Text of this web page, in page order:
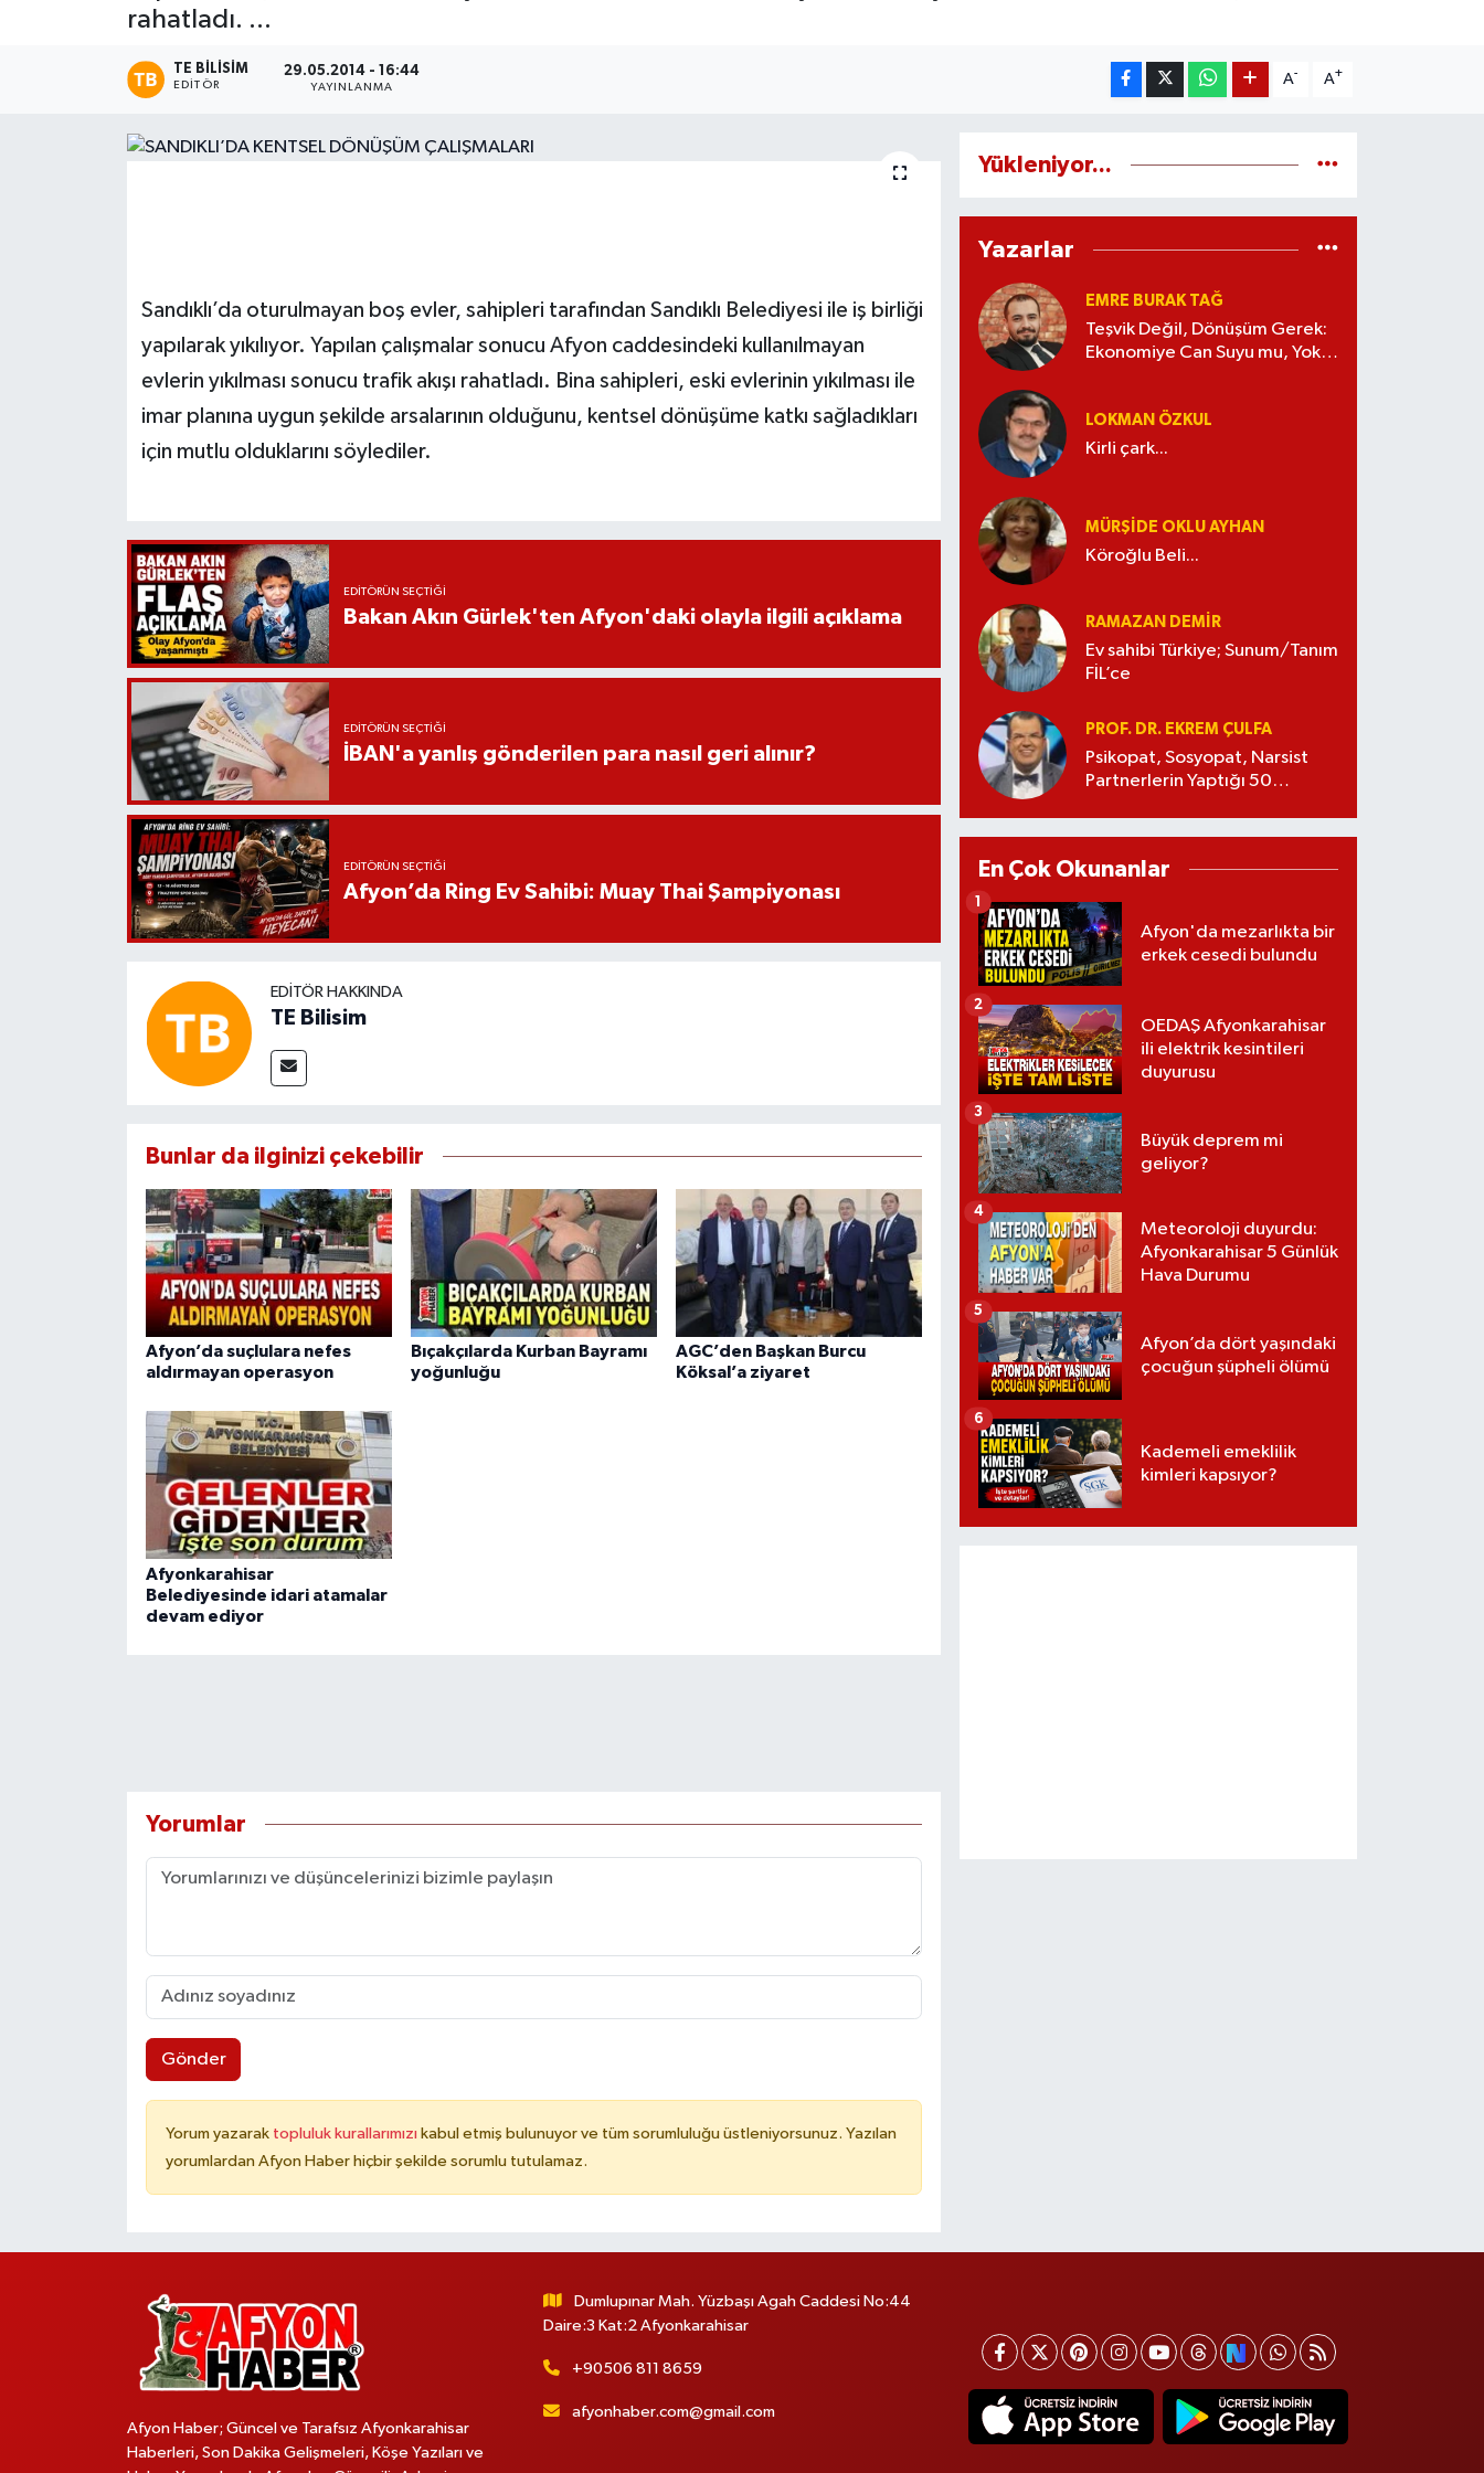
rahatladı. ...
TE BILISIM
EDITÖR
29.05.2014 - 16:44
YAYINLANMA
A- A+
Sandıklı’da oturulmayan boş evler, sahipleri tarafından Sandıklı Belediyesi ile iş birliği
yapılarak yıkılıyor. Yapılan çalışmalar sonucu Afyon caddesindeki kullanılmayan
evlerin yıkılması sonucu trafik akışı rahatladı. Bina sahipleri, eski evlerinin yıkılması ile
imar planına uygun şekilde arsalarının olduğunu, kentsel dönüşüme katkı sağladıkları
için mutlu olduklarını söylediler.
EDITÖRÜN SEÇTIĞI
Bakan Akın Gürlek'ten Afyon'daki olayla ilgili açıklama
EDITÖRÜN SEÇTIĞI
İBAN'a yanlış gönderilen para nasıl geri alınır?
EDITÖRÜN SEÇTIĞI
Afyon’da Ring Ev Sahibi: Muay Thai Şampiyonası
EDITÖR HAKKINDA
TE Bilisim
Bunlar da ilginizi çekebilir
Afyon’da suçlulara nefes
aldırmayan operasyon
Bıçakçılarda Kurban Bayramı
yoğunluğu
AGC’den Başkan Burcu
Köksal’a ziyaret
Afyonkarahisar
Belediyesinde idari atamalar
devam ediyor
Yorumlar
Gönder
Yorum yazarak topluluk kurallarımızı kabul etmiş bulunuyor ve tüm sorumluluğu üstleniyorsunuz. Yazılan
yorumlardan Afyon Haber hiçbir şekilde sorumlu tutulamaz.
Yükleniyor...
Yazarlar
EMRE BURAK TAĞ
Teşvik Değil, Dönüşüm Gerek:
Ekonomiye Can Suyu mu, Yoksa
LOKMAN ÖZKUL
Kirli çark...
MÜRŞIDE OKLU AYHAN
Köroğlu Beli...
RAMAZAN DEMİR
Ev sahibi Türkiye; Sunum/Tanım
FİL’ce
PROF. DR. EKREM ÇULFA
Psikopat, Sosyopat, Narsist
Partnerlerin Yaptığı 50
En Çok Okunanlar
Afyon'da mezarlıkta bir
erkek cesedi bulundu
1
OEDAŞ Afyonkarahisar
ili elektrik kesintileri
duyurusu
2
Büyük deprem mi
geliyor?
3
Meteoroloji duyurdu:
Afyonkarahisar 5 Günlük
Hava Durumu
4
Afyon’da dört yaşındaki
çocuğun şüpheli ölümü
5
Kademeli emeklilik
kimleri kapsıyor?
6
Afyon Haber; Güncel ve Tarafsız Afyonkarahisar
Haberleri, Son Dakika Gelişmeleri, Köşe Yazıları ve
Dumlupınar Mah. Yüzbaşı Agah Caddesi No:44
Daire:3 Kat:2 Afyonkarahisar
+90506 811 8659
afyonhaber.com@gmail.com
Etkinlikler